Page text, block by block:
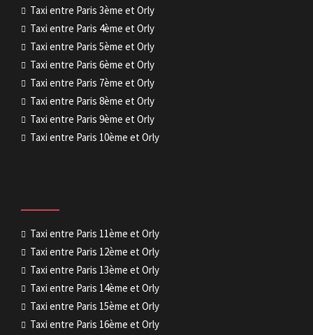
Taxi entre Paris 3ème et Orly
Taxi entre Paris 4ème et Orly
Taxi entre Paris 5ème et Orly
Taxi entre Paris 6ème et Orly
Taxi entre Paris 7ème et Orly
Taxi entre Paris 8ème et Orly
Taxi entre Paris 9ème et Orly
Taxi entre Paris 10ème et Orly
Taxi entre Paris 11ème et Orly
Taxi entre Paris 12ème et Orly
Taxi entre Paris 13ème et Orly
Taxi entre Paris 14ème et Orly
Taxi entre Paris 15ème et Orly
Taxi entre Paris 16ème et Orly